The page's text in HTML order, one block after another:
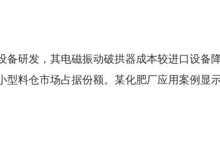
研发，其电磁振动破拱器成本较进口设备
型料仓市场占据份额。某化肥厂应用案例显